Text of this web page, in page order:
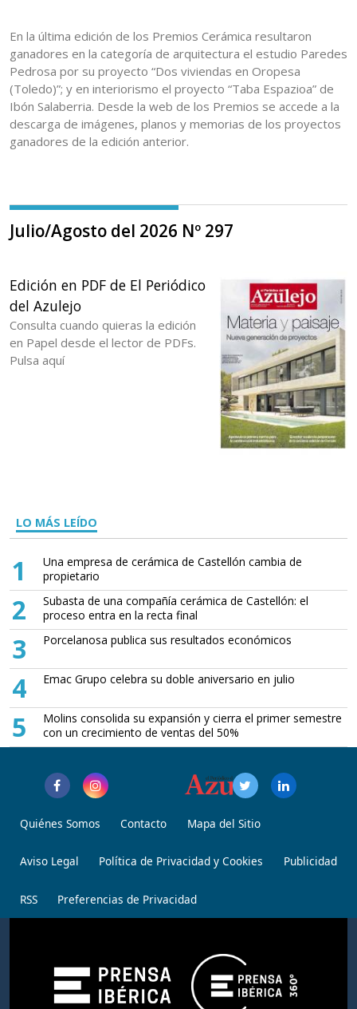
En la última edición de los Premios Cerámica resultaron
ganadores en la categoría de arquitectura el estudio Paredes
Pedrosa por su proyecto “Dos viviendas en Oropesa
(Toledo)”; y en interiorismo el proyecto “Taba Espazioa” de
Ibón Salaberria. Desde la web de los Premios se accede a la
descarga de imágenes, planos y memorias de los proyectos
ganadores de la edición anterior.
Julio/Agosto del 2026 Nº 297
Edición en PDF de El Periódico
del Azulejo
Consulta cuando quieras la edición
en Papel desde el lector de PDFs.
Pulsa aquí
LO MÁS LEÍDO
1
Una empresa de cerámica de Castellón cambia de
propietario
2
Subasta de una compañía cerámica de Castellón: el
proceso entra en la recta final
3 Porcelanosa publica sus resultados económicos
4 Emac Grupo celebra su doble aniversario en julio
5
Molins consolida su expansión y cierra el primer semestre
con un crecimiento de ventas del 50%
Quiénes Somos Contacto Mapa del Sitio
Aviso Legal Política de Privacidad y Cookies Publicidad
RSS Preferencias de Privacidad